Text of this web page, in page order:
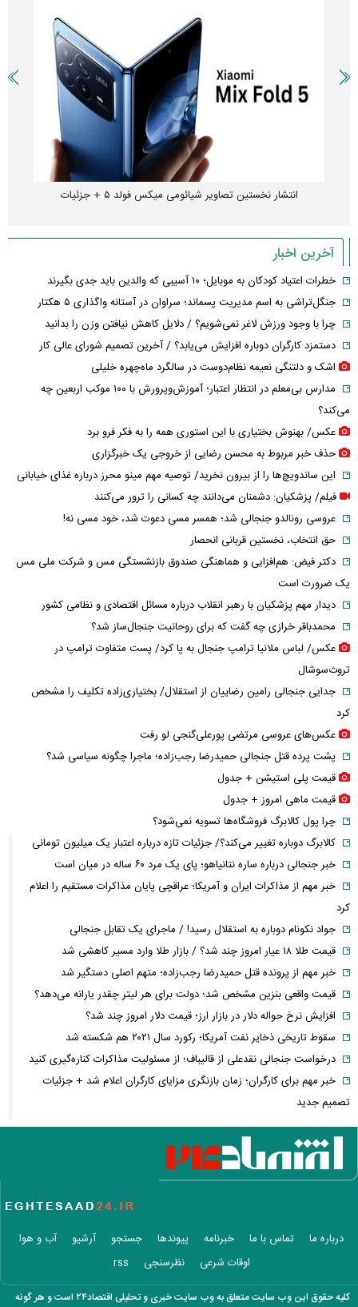
انتشار نخستین تصاویر شیائومی میکس فولد ۵ + جزئیات
آخرین اخبار
خطرات اعتیاد کودکان به موبایل؛ ۱۰ آسیبی که والدین باید جدی بگیرند
جنگل‌تراشی به اسم مدیریت پسماند؛ سراوان در آستانه واگذاری ۵ هکتار
چرا با وجود ورزش لاغر نمی‌شویم؟ / دلایل کاهش نیافتن وزن را بدانید
دستمزد کارگران دوباره افزایش می‌یابد؟ / آخرین تصمیم شورای عالی کار
اشک و دلتنگی نعیمه نظام‌دوست در سالگرد ماه‌چهره خلیلی
مدارس بی‌معلم در انتظار اعتبار؛ آموزش‌وپرورش با ۱۰۰ موکب اربعین چه
می‌کند؟
عکس/ بهنوش بختیاری با این استوری همه را به فکر فرو برد
حذف خبر مربوط به محسن رضایی از خروجی یک خبرگزاری
این ساندویچ‌ها را از بیرون نخرید/ توصیه مهم مینو محرز درباره غذای خیابانی
فیلم/ پزشکیان: دشمنان می‌دانند چه کسانی را ترور می‌کنند
عروسی رونالدو جنجالی شد؛ همسر مسی دعوت شد، خود مسی نه!
حق انتخاب، نخستین قربانی انحصار
دکتر فیض: هم‌افزایی و هماهنگی صندوق بازنشستگی مس و شرکت ملی مس
یک ضرورت است
دیدار مهم پزشکیان با رهبر انقلاب درباره مسائل اقتصادی و نظامی کشور
محمدباقر خرازی چه گفت که برای روحانیت جنجال‌ساز شد؟
عکس/ لباس ملانیا ترامپ جنجال به پا کرد/ پست متفاوت ترامپ در
تروث‌سوشال
جدایی جنجالی رامین رضاییان از استقلال/ بختیاری‌زاده تکلیف را مشخص
کرد
عکس‌های عروسی مرتضی پورعلی‌گنجی لو رفت
پشت پرده قتل جنجالی حمیدرضا رجب‌زاده؛ ماجرا چگونه سیاسی شد؟
قیمت پلی استیشن + جدول
قیمت ماهی امروز + جدول
چرا پول کالابرگ فروشگاه‌ها تسویه نمی‌شود؟
کالابرگ دوباره تغییر می‌کند؟/ جزئیات تازه درباره اعتبار یک میلیون تومانی
خبر جنجالی درباره ساره نتانیاهو؛ پای یک مرد ۶۰ ساله در میان است
خبر مهم از مذاکرات ایران و آمریکا؛ عراقچی پایان مذاکرات مستقیم را اعلام
کرد
جواد نکونام دوباره به استقلال رسید! / ماجرای یک تقابل جنجالی
قیمت طلا ۱۸ عیار امروز چند شد؟ / بازار طلا وارد مسیر کاهشی شد
خبر مهم از پرونده قتل حمیدرضا رجب‌زاده؛ متهم اصلی دستگیر شد
قیمت واقعی بنزین مشخص شد؛ دولت برای هر لیتر چقدر یارانه می‌دهد؟
افزایش نرخ حواله دلار در بازار ارز؛ قیمت دلار امروز چند شد؟
سقوط تاریخی ذخایر نفت آمریکا؛ رکورد سال ۲۰۲۱ هم شکسته شد
درخواست جنجالی نقدعلی از قالیباف؛ از مسئولیت مذاکرات کناره‌گیری کنید
خبر مهم برای کارگران؛ زمان بازنگری مزایای کارگران اعلام شد + جزئیات
تصمیم جدید
محموله جدید بابک زنجانی به این استان ارسال شد
زمان پرداخت معوقات بازنشستگان تأمین اجتماعی؛ معوقات فروردین و
اردیبهشت چه زمانی واریز می‌شود؟
درخواست توقف تحمیل هزینه‌های مسئولیت اجتماعی به شرکت‌های بورسی
هجوم حقیقی‌ها به بورس؛ سومین روز رشد بالای ۲ درصدی شاخص کل چه
پیام تازه بورس برای سرمایه‌گذاران؛ بازار سرمایه به کدام سمت می‌رود؟
کلثوم اکبری اعدام می‌شود؟
درباره ما تماس با ما خبرنامه پیوندها جستجو آرشیو
آب و هوا
اوقات شرعی
نظرسنجی rss
کلیه حقوق این وب سایت متعلق به وب سایت خبری و تحلیلی اقتصاد۲۴ است و هر گونه